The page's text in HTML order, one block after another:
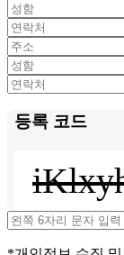
등록 코드